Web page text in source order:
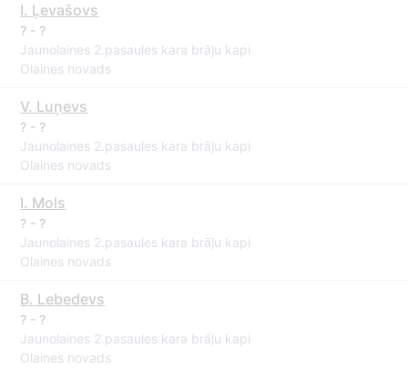
I. Ļevašovs
? - ?
Jaunolaines 2.pasaules kara brāļu kapi
Olaines novads
V. Luņevs
? - ?
Jaunolaines 2.pasaules kara brāļu kapi
Olaines novads
I. Mols
? - ?
Jaunolaines 2.pasaules kara brāļu kapi
Olaines novads
B. Lebedevs
? - ?
Jaunolaines 2.pasaules kara brāļu kapi
Olaines novads